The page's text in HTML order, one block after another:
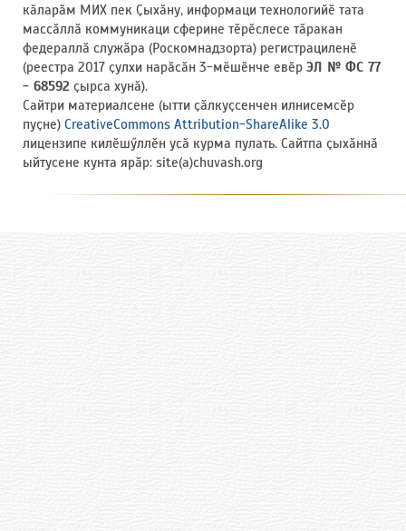
кӑларӑм МИХ пек Ҫыхӑну, информаци технологийӗ тата
массӑллӑ коммуникаци сферине тӗрӗслесе тӑракан
федераллӑ служӑра (Роскомнадзорта) регистрациленӗ
(реестра 2017 ҫулхи нарӑсӑн 3-мӗшӗнче евӗр ЭЛ № ФС 77
- 68592 ҫырса хунӑ).
Сайтри материалсене (ытти ҫӑлкуҫсенчен илнисемсӗр
пуҫне) CreativeCommons Attribution-ShareAlike 3.0
лицензипе килӗшӳллӗн усӑ курма пулать. Сайтпа ҫыхӑннӑ
ыйтусене кунта ярӑр: site(a)chuvash.org